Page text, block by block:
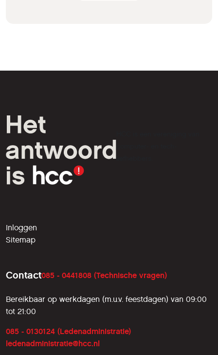
liefhebbers.
Inloggen
Sitemap
Contact085 - 0441808 (Technische vragen)
Bereikbaar op werkdagen (m.u.v. feestdagen) van 09:00
tot 21:00
085 - 0130124 (Ledenadministratie)
ledenadministratie@hcc.nl